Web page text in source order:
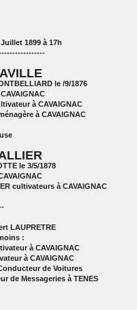
1899 à 17h
le /9/1876
à CAVAIGNAC
à CAVAIGNAC
le 3/5/1878
cultivateurs à CAVAIGNAC
LAUPRETRE
:
à CAVAIGNAC
à CAVAIGNAC
de Voitures
de Messageries à TENES